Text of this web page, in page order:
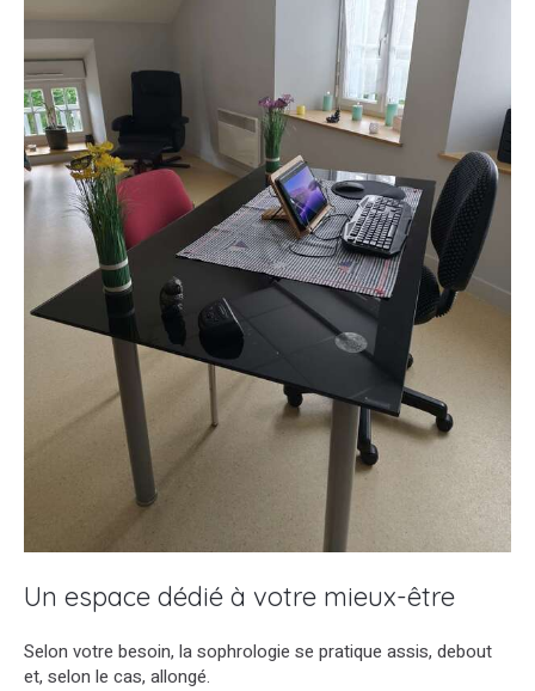
Un espace dédié à votre mieux-être
Selon votre besoin, la sophrologie se pratique assis, debout
et, selon le cas, allongé.